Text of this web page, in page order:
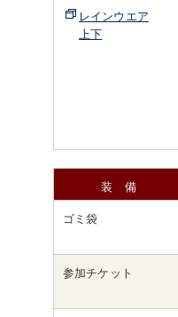
レインウエア
上下
装 備
ゴミ袋
参加チケット